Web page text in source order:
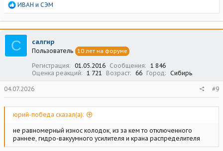
Р
а
к
ц
и
и
ИВАН и СЭМ
С салгир
Пользователь 10 лет на форуме
Регистрация 01.05.2016 Сообщения
1 846
Оценка реакций
1 721 Возраст 66 Город Сибирь
04.07.2026 #9
юрий-победа сказал(а):
не равномерный износ колодок, из за кем то отключенного
раннее, гидро-вакуумного усилителя и крана распределителя